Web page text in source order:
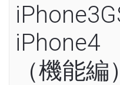
（機能編）